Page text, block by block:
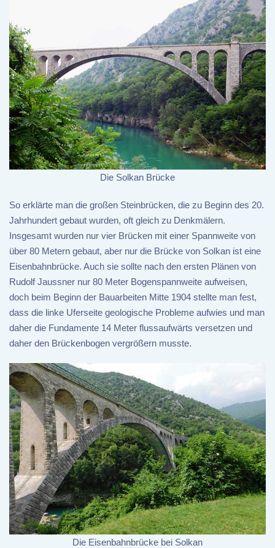
Die Solkan Brücke
So erklärte man die großen Steinbrücken, die zu Beginn des 20.
Jahrhundert gebaut wurden, oft gleich zu Denkmälern.
Insgesamt wurden nur vier Brücken mit einer Spannweite von
über 80 Metern gebaut, aber nur die Brücke von Solkan ist eine
Eisenbahnbrücke. Auch sie sollte nach den ersten Plänen von
Rudolf Jaussner nur 80 Meter Bogenspannweite aufweisen,
doch beim Beginn der Bauarbeiten Mitte 1904 stellte man fest,
dass die linke Uferseite geologische Probleme aufwies und man
daher die Fundamente 14 Meter flussaufwärts versetzen und
daher den Brückenbogen vergrößern musste.
Die Eisenbahnbrücke bei Solkan